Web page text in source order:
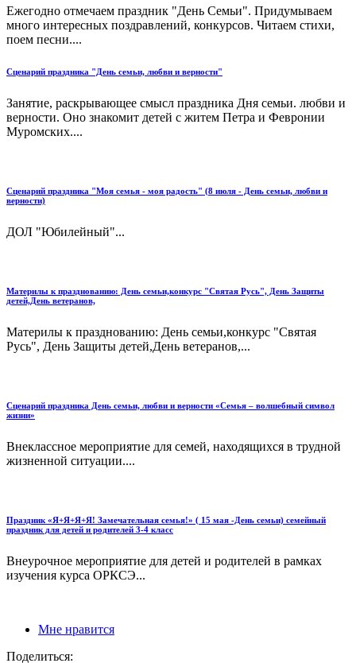
Ежегодно отмечаем праздник "День Семьи". Придумываем
много интересных поздравлений, конкурсов. Читаем стихи,
поем песни....
Сценарий праздника "День семьи, любви и верности"
Занятие, раскрывающее смысл праздника Дня семьи. любви и
верности. Оно знакомит детей с житем Петра и Февронии
Муромских....
Сценарий праздника "Моя семья - моя радость" (8 июля - День семьи, любви и
верности)
ДОЛ "Юбилейный"...
Материлы к празднованию: День семьи,конкурс "Святая Русь", День Защиты
детей,День ветеранов,
Материлы к празднованию: День семьи,конкурс "Святая
Русь", День Защиты детей,День ветеранов,...
Сценарий праздника День семьи, любви и верности «Семья – волшебный символ
жизни»
Внеклассное мероприятие для семей, находящихся в трудной
жизненной ситуации....
Праздник «Я+Я+Я+Я! Замечательная семья!» ( 15 мая -День семьи) семейный
праздник для детей и родителей 3-4 класс
Внеурочное мероприятие для детей и родителей в рамках
изучения курса ОРКСЭ...
Мне нравится
Поделиться: